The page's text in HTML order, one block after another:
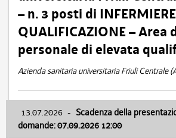
– n. 3 posti di
QUALIFICAZIONE – Area
personale di elevata
Azienda sanitaria universitaria Friuli Centrale
13.07.2026 - Scadenza della
domande: 07.09.2026 12:00